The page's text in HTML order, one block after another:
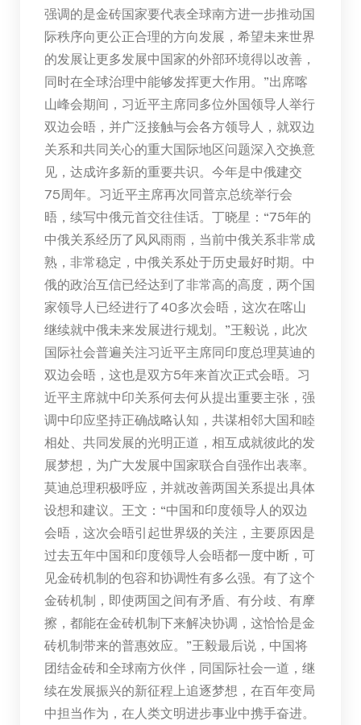
强调的是金砖国家要代表全球南方进一步推动国
际秩序向更公正合理的方向发展，希望未来世界
的发展让更多发展中国家的外部环境得以改善，
同时在全球治理中能够发挥更大作用。”出席喀
山峰会期间，习近平主席同多位外国领导人举行
双边会晤，并广泛接触与会各方领导人，就双边
关系和共同关心的重大国际地区问题深入交换意
见，达成许多新的重要共识。今年是中俄建交
75周年。习近平主席再次同普京总统举行会
晤，续写中俄元首交往佳话。丁晓星：“75年的
中俄关系经历了风风雨雨，当前中俄关系非常成
熟，非常稳定，中俄关系处于历史最好时期。中
俄的政治互信已经达到了非常高的高度，两个国
家领导人已经进行了40多次会晤，这次在喀山
继续就中俄未来发展进行规划。”王毅说，此次
国际社会普遍关注习近平主席同印度总理莫迪的
双边会晤，这也是双方5年来首次正式会晤。习
近平主席就中印关系何去何从提出重要主张，强
调中印应坚持正确战略认知，共谋相邻大国和睦
相处、共同发展的光明正道，相互成就彼此的发
展梦想，为广大发展中国家联合自强作出表率。
莫迪总理积极呼应，并就改善两国关系提出具体
设想和建议。王文：“中国和印度领导人的双边
会晤，这次会晤引起世界级的关注，主要原因是
过去五年中国和印度领导人会晤都一度中断，可
见金砖机制的包容和协调性有多么强。有了这个
金砖机制，即使两国之间有矛盾、有分歧、有摩
擦，都能在金砖机制下来解决协调，这恰恰是金
砖机制带来的普惠效应。”王毅最后说，中国将
团结金砖和全球南方伙伴，同国际社会一道，继
续在发展振兴的新征程上追逐梦想，在百年变局
中担当作为，在人类文明进步事业中携手奋进。